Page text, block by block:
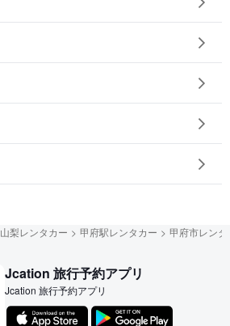
山梨レンタカー 甲府駅レンタカー 甲府市レンタ
Jcation 旅行予約アプリ
Jcation 旅行予約アプリ